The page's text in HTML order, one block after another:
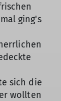
ging's
sich die
wollten